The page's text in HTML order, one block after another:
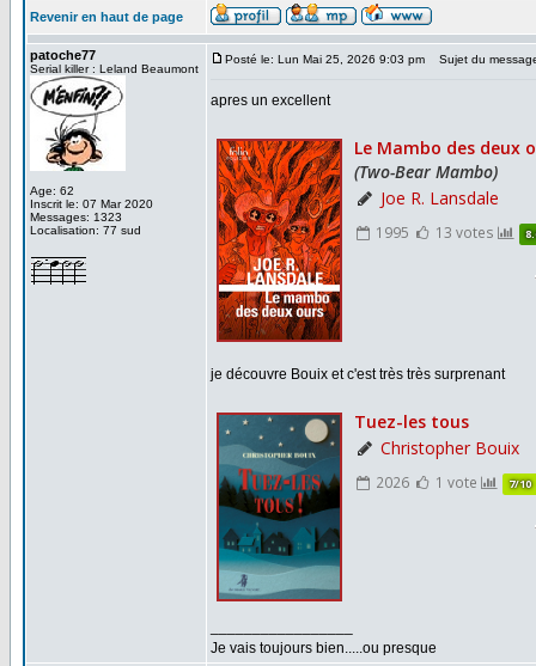
Revenir en haut de page
patoche77
Serial killer : Leland Beaumont
Age: 62
Inscrit le: 07 Mar 2020
Messages: 1323
Localisation: 77 sud
Posté le: Lun Mai 25, 2026 9:03 pm Sujet du
apres un excellent
je découvre Bouix et c'est très très surprenant
Je vais toujours bien.....ou presque